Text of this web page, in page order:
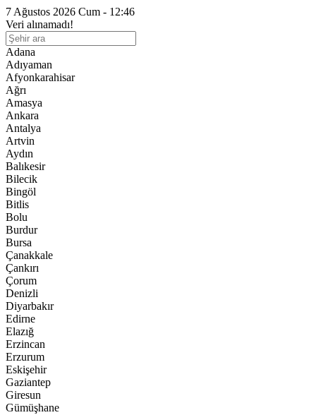
7 Ağustos 2026 Cum - 12:46
Veri alınamadı!
Adana
Adıyaman
Afyonkarahisar
Ağrı
Amasya
Ankara
Antalya
Artvin
Aydın
Balıkesir
Bilecik
Bingöl
Bitlis
Bolu
Burdur
Bursa
Çanakkale
Çankırı
Çorum
Denizli
Diyarbakır
Edirne
Elazığ
Erzincan
Erzurum
Eskişehir
Gaziantep
Giresun
Gümüşhane